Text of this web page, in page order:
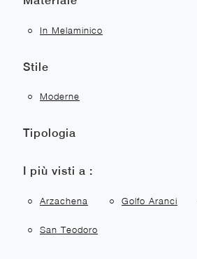
In Melaminico
Stile
Moderne
Tipologia
I più visti a :
Arzachena Golfo Aranci
San Teodoro